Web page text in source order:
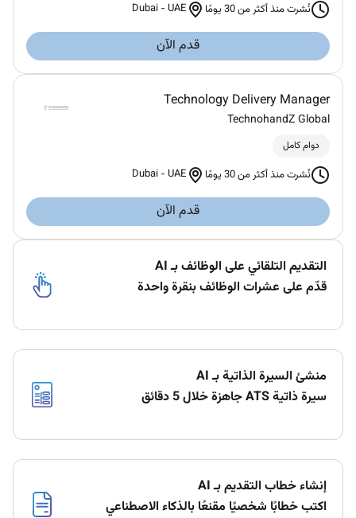
نُشرت منذ أكثر من 30 يومًا Dubai -UAE
قدم الآن
Technology Delivery Manager
TechnohandZ Global
دوام كامل
نُشرت منذ أكثر من 30 يومًا Dubai -UAE
قدم الآن
التقديم التلقائي على الوظائف بـ AI
قدّم على عشرات الوظائف بنقرة واحدة
منشئ السيرة الذاتية بـ AI
سيرة ذاتية ATS جاهزة خلال 5 دقائق
إنشاء خطاب التقديم بـ AI
اكتب خطابًا شخصيًا مقنعًا بالذكاء الاصطناعي